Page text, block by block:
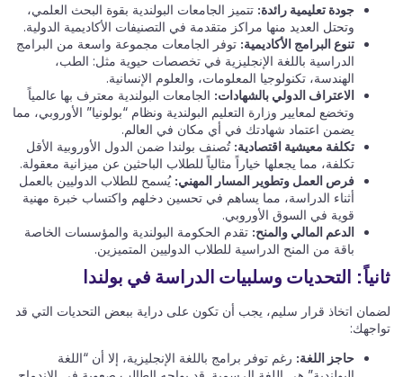
جودة تعليمية رائدة: تتميز الجامعات البولندية بقوة البحث العلمي،
وتحتل العديد منها مراكز متقدمة في التصنيفات الأكاديمية الدولية.
تنوع البرامج الأكاديمية: توفر الجامعات مجموعة واسعة من البرامج
الدراسية باللغة الإنجليزية في تخصصات حيوية مثل: الطب،
الهندسة، تكنولوجيا المعلومات، والعلوم الإنسانية.
الاعتراف الدولي بالشهادات: الجامعات البولندية معترف بها عالمياً
وتخضع لمعايير وزارة التعليم البولندية ونظام “بولونيا” الأوروبي، مما
يضمن اعتماد شهادتك في أي مكان في العالم.
تكلفة معيشية اقتصادية: تُصنف بولندا ضمن الدول الأوروبية الأقل
تكلفة، مما يجعلها خياراً مثالياً للطلاب الباحثين عن ميزانية معقولة.
فرص العمل وتطوير المسار المهني: يُسمح للطلاب الدوليين بالعمل
أثناء الدراسة، مما يساهم في تحسين دخلهم واكتساب خبرة مهنية
قوية في السوق الأوروبي.
الدعم المالي والمنح: تقدم الحكومة البولندية والمؤسسات الخاصة
باقة من المنح الدراسية للطلاب الدوليين المتميزين.
ثانياً: التحديات وسلبيات الدراسة في بولندا
لضمان اتخاذ قرار سليم، يجب أن تكون على دراية ببعض التحديات التي قد
تواجهك:
حاجز اللغة: رغم توفر برامج باللغة الإنجليزية، إلا أن “اللغة